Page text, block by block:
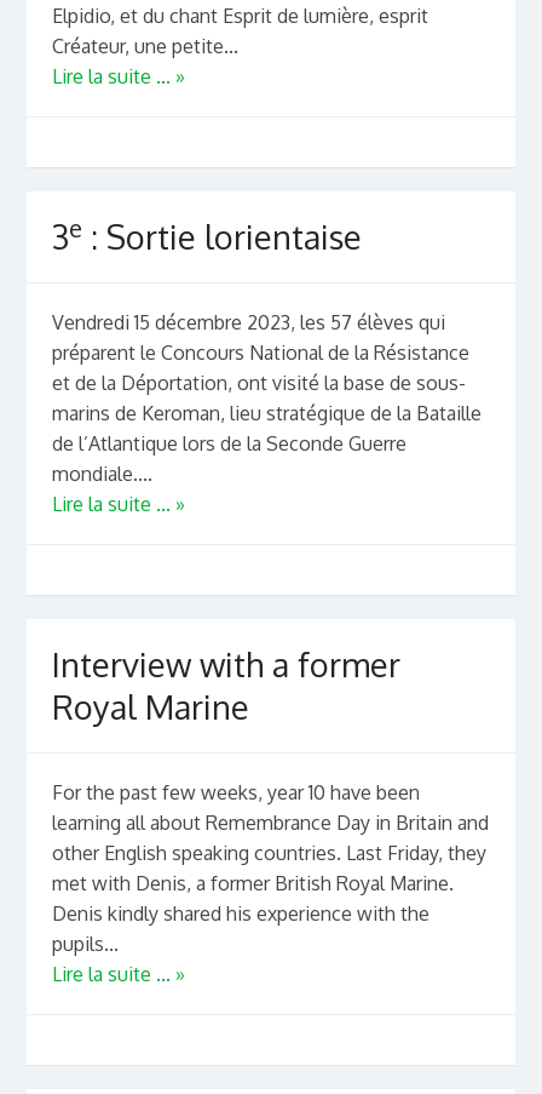
Elpidio, et du chant Esprit de lumière, esprit
Créateur, une petite...
Lire la suite ... »
3e : Sortie lorientaise
Vendredi 15 décembre 2023, les 57 élèves qui
préparent le Concours National de la Résistance
et de la Déportation, ont visité la base de sous-
marins de Keroman, lieu stratégique de la Bataille
de l’Atlantique lors de la Seconde Guerre
mondiale....
Lire la suite ... »
Interview with a former
Royal Marine
For the past few weeks, year 10 have been
learning all about Remembrance Day in Britain and
other English speaking countries. Last Friday, they
met with Denis, a former British Royal Marine.
Denis kindly shared his experience with the
pupils...
Lire la suite ... »